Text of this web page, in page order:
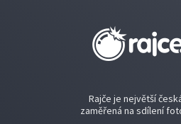
Rajče je největší
zaměřená na sdílení